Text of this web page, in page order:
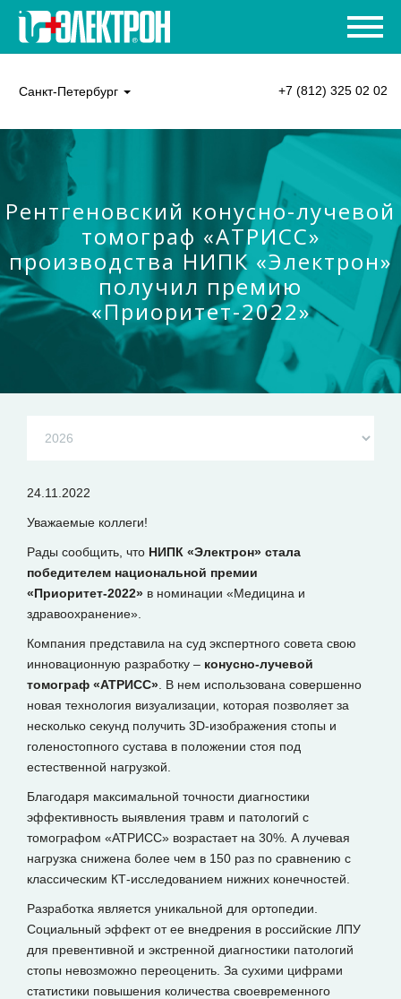
Санкт-Петербург +7 (812) 325 02 02
Рентгеновский конусно-лучевой
томограф «АТРИСС»
производства НИПК «Электрон»
получил премию
«Приоритет-2022»
24.11.2022
Уважаемые коллеги!
Рады сообщить, что НИПК «Электрон» стала
победителем национальной премии
«‎Приоритет-2022» в номинации «Медицина и
здравоохранение».
Компания представила на суд экспертного совета свою
инновационную разработку – конусно-лучевой
томограф «АТРИСС» . В нем использована совершенно
новая технология визуализации, которая позволяет за
несколько секунд получить 3D-изображения стопы и
голеностопного сустава в положении стоя под
естественной нагрузкой.
Благодаря максимальной точности диагностики
эффективность выявления травм и патологий с
томографом «АТРИСС» возрастает на 30%. А лучевая
нагрузка снижена более чем в 150 раз по сравнению с
классическим КТ-исследованием нижних конечностей.
Разработка является уникальной для ортопедии.
Социальный эффект от ее внедрения в российские ЛПУ
для превентивной и экстренной диагностики патологий
стопы невозможно переоценить. За сухими цифрами
статистики повышения количества своевременного